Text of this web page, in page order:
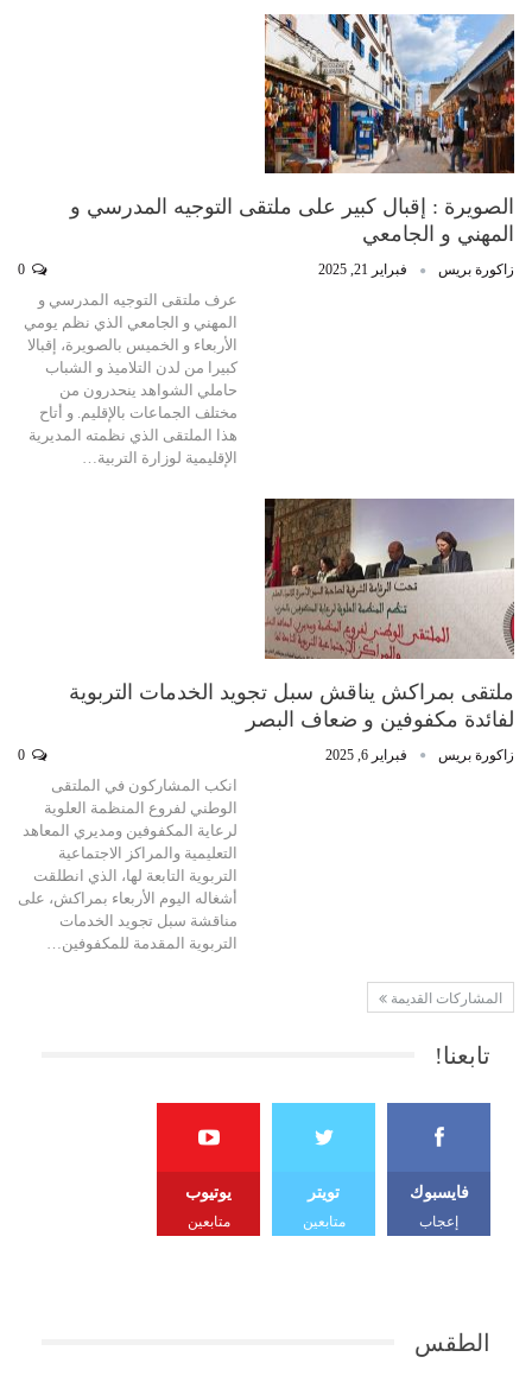
الصويرة : إقبال كبير على ملتقى التوجيه المدرسي و
المهني و الجامعي
زاكورة بريس فبراير 21, 2025
عرف ملتقى التوجيه المدرسي و
المهني و الجامعي الذي نظم يومي
الأربعاء و الخميس بالصويرة، إقبالا
كبيرا من لدن التلاميذ و الشباب
حاملي الشواهد ينحدرون من
مختلف الجماعات بالإقليم. و أتاح
هذا الملتقى الذي نظمته المديرية
الإقليمية لوزارة التربية…
ملتقى بمراكش يناقش سبل تجويد الخدمات التربوية
لفائدة مكفوفين و ضعاف البصر
زاكورة بريس فبراير 6, 2025
انكب المشاركون في الملتقى
الوطني لفروع المنظمة العلوية
لرعاية المكفوفين ومديري المعاهد
التعليمية والمراكز الاجتماعية
التربوية التابعة لها، الذي انطلقت
أشغاله اليوم الأربعاء بمراكش، على
مناقشة سبل تجويد الخدمات
التربوية المقدمة للمكفوفين…
المشاركات القديمة
تابعنا!
فايسبوك
إعجاب
تويتر
متابعين
يوتيوب
متابعين
الطقس